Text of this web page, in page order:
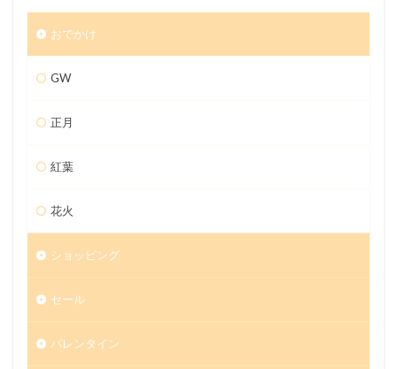
おでかけ
GW
正月
紅葉
花火
ショッピング
セール
バレンタイン